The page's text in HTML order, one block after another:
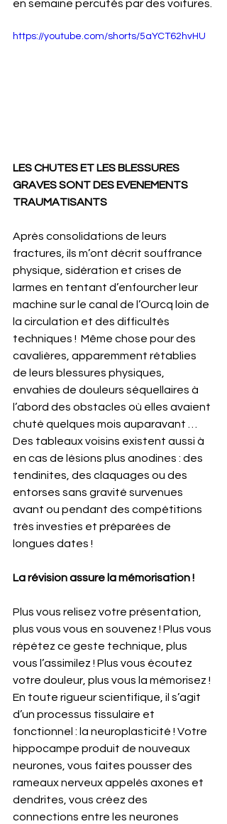
en semaine percutés par des voitures.
https://youtube.com/shorts/5aYCT62hvHU
LES CHUTES ET LES BLESSURES
GRAVES SONT DES EVENEMENTS
TRAUMATISANTS
Après consolidations de leurs
fractures, ils m’ont décrit souffrance
physique, sidération et crises de
larmes en tentant d’enfourcher leur
machine sur le canal de l’Ourcq loin de
la circulation et des difficultés
techniques !  Même chose pour des
cavalières, apparemment rétablies
de leurs blessures physiques,
envahies de douleurs séquellaires à
l’abord des obstacles où elles avaient
chuté quelques mois auparavant …
Des tableaux voisins existent aussi à
en cas de lésions plus anodines : des
tendinites, des claquages ou des
entorses sans gravité survenues
avant ou pendant des compétitions
très investies et préparées de
longues dates !
La révision assure la mémorisation !
Plus vous relisez votre présentation,
plus vous vous en souvenez ! Plus vous
répétez ce geste technique, plus
vous l’assimilez ! Plus vous écoutez
votre douleur, plus vous la mémorisez !
En toute rigueur scientifique, il s’agit
d’un processus tissulaire et
fonctionnel : la neuroplasticité ! Votre
hippocampe produit de nouveaux
neurones, vous faites pousser des
rameaux nerveux appelés axones et
dendrites, vous créez des
connections entre les neurones